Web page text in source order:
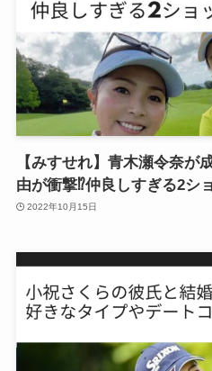
【みすせれ】青木瀬令奈が
由が衝撃⁉︎仲良しすぎる2シ
2022年10月15日